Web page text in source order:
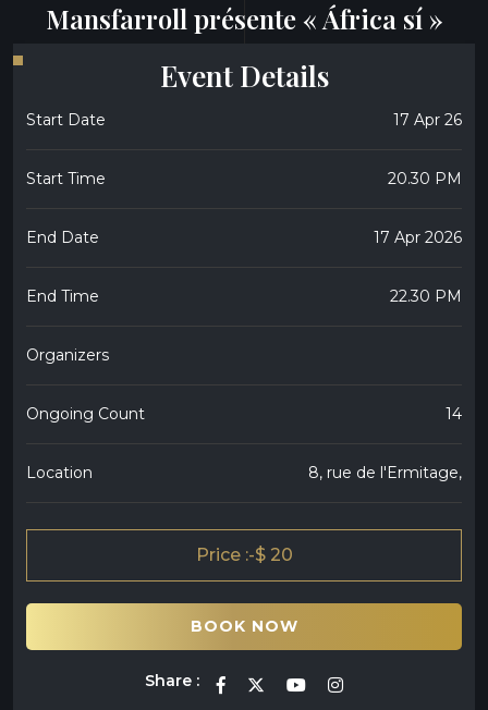
Mansfarroll présente « África sí »
Event Details
Start Date 17 Apr 26
Start Time 20.30 PM
End Date 17 Apr 2026
End Time 22.30 PM
Organizers
Ongoing Count 14
Location 8, rue de l'Ermitage,
Price :-$ 20
BOOK NOW
Share :